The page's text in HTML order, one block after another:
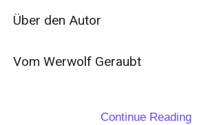
Über den Autor
Vom Werwolf Geraubt
Continue Reading